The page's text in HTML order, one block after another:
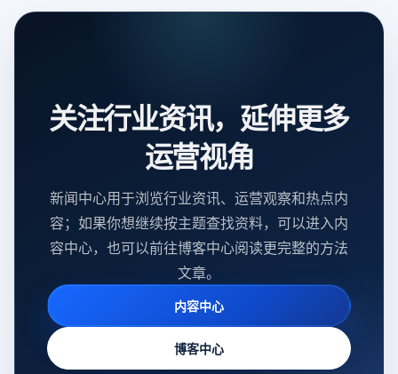
关注行业资讯，延伸更多
运营视角
新闻中心用于浏览行业资讯、运营观察和热点内
容；如果你想继续按主题查找资料，可以进入内
容中心，也可以前往博客中心阅读更完整的方法
文章。
内容中心
博客中心